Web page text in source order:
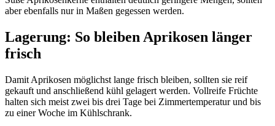
aber ebenfalls nur in Maßen gegessen werden.
Lagerung: So bleiben Aprikosen länger
frisch
Damit Aprikosen möglichst lange frisch bleiben, sollten sie reif
gekauft und anschließend kühl gelagert werden. Vollreife Früchte
halten sich meist zwei bis drei Tage bei Zimmertemperatur und bis
zu einer Woche im Kühlschrank.